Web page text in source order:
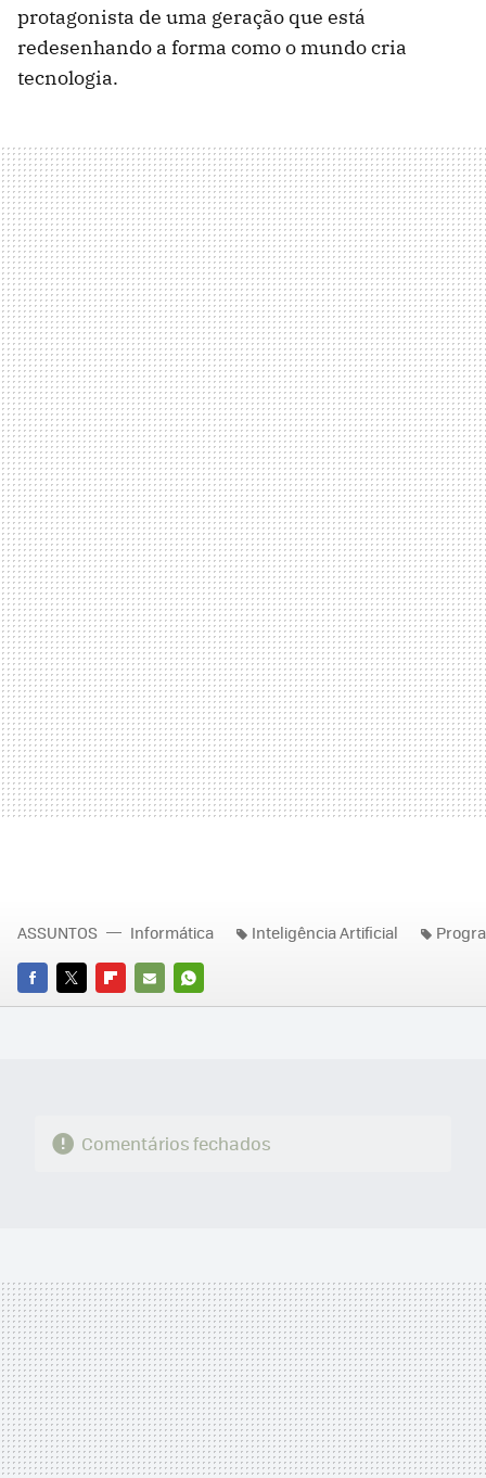
protagonista de uma geração que está
redesenhando a forma como o mundo cria
tecnologia.
FACEBOOK
TWITTERFLIPBOARD
E-
WHATSAPP
ASSUNTOS Informática Inteligência Artificial
Comentários fechados